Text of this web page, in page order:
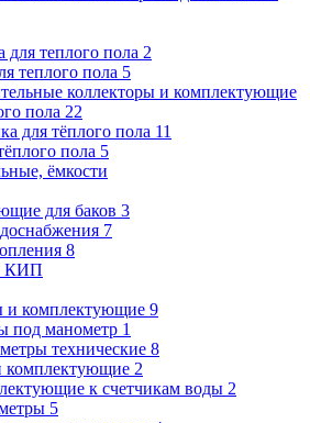
для теплого пола 2
теплого пола 5
коллекторы и комплектующие
пола 22
для тёплого пола 11
пола 5
ёмкости
для баков 3
7
8
КИП
и комплектующие 9
под манометр 1
технические 8
комплектующие 2
к счетчикам воды 2
5